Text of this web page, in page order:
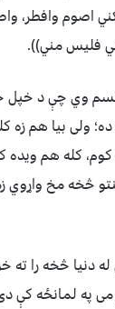
اصوم وافطر،
فلیس مني)).
وي چې د خپل
ولی بیا هم زه
کله هم ویده
څخه مخ واړوي
له دنیا څخه را
په لمانځه کې